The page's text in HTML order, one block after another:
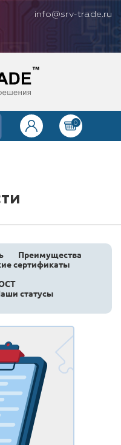
info@srv-trade.ru
0
Преимущества
сертификаты
статусы